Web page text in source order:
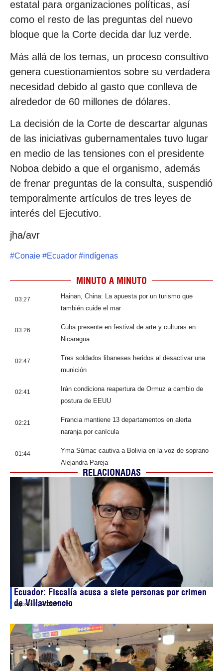
estatal para organizaciones políticas, así
como el resto de las preguntas del nuevo
bloque que la Corte decida dar luz verde.
Más allá de los temas, un proceso consultivo
genera cuestionamientos sobre su verdadera
necesidad debido al gasto que conlleva de
alrededor de 60 millones de dólares.
La decisión de la Corte de descartar algunas
de las iniciativas gubernamentales tuvo lugar
en medio de las tensiones con el presidente
Noboa debido a que el organismo, además
de frenar preguntas de la consulta, suspendió
temporalmente artículos de tres leyes de
interés del Ejecutivo.
jha/avr
#Conaie #Ecuador #indígenas
MINUTO A MINUTO
03:27
Hainan, China: La apuesta por un turismo que
también cuide el mar
03:26
Cuba presente en festival de arte y culturas en
Nicaragua
02:47
Tres soldados libaneses heridos al desactivar una
munición
02:41
Irán condiciona reapertura de Ormuz a cambio de
postura de EEUU
02:21
Francia mantiene 13 departamentos en alerta
naranja por canícula
01:44
Yma Súmac cautiva a Bolivia en la voz de soprano
Alejandra Pareja
RELACIONADAS
Ecuador: Fiscalía acusa a siete personas por crimen
de Villavicencio
agosto 8, 202620:25